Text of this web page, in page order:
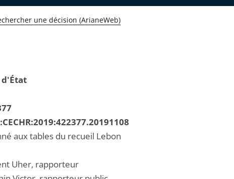
une décision (ArianeWeb)
d'État
aux tables du recueil Lebon
Uher, rapporteur